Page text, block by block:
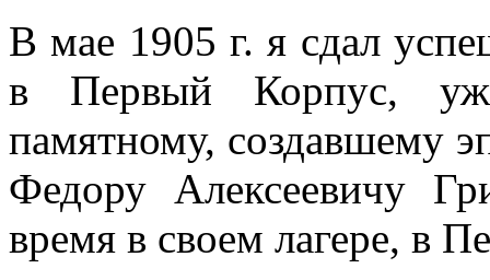
В мае 1905 г. я сдал
в Первый Корпус,
памятному, создавшему
Федору Алексеевичу
время в своем лагере, в